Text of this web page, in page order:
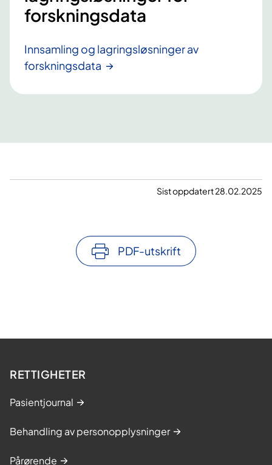
forskningsdata
Innsamling og lagringsløsninger av
forskningsdata
Sist oppdatert 28.02.2025
PDF-utskrift
RETTIGHETER
Pasientjournal
Behandling av personopplysninger
Pårørende